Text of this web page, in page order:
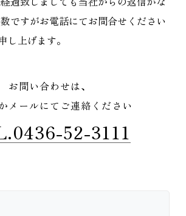
ですがお電話にてお問合せください
し上げます。
お問い合わせは、
メールにてご連絡ください
52-3111